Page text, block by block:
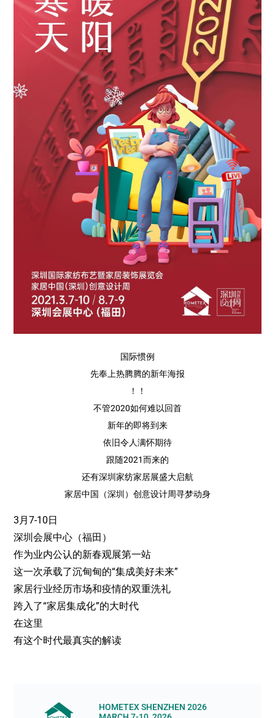
国际惯例
先奉上热腾腾的新年海报
！！
不管2020如何难以回首
新年的即将到来
依旧令人满怀期待
跟随2021而来的
还有深圳家纺家居展盛大启航
家居中国（深圳）创意设计周寻梦动身
3月7-10日
深圳会展中心（福田）
作为业内公认的新春观展第一站
这一次承载了沉甸甸的“集成美好未来”
家居行业经历市场和疫情的双重洗礼
跨入了“家居集成化”的大时代
在这里
有这个时代最真实的解读